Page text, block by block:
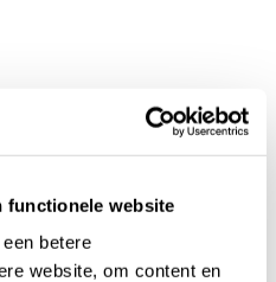
functionele website
betere
website, om content en